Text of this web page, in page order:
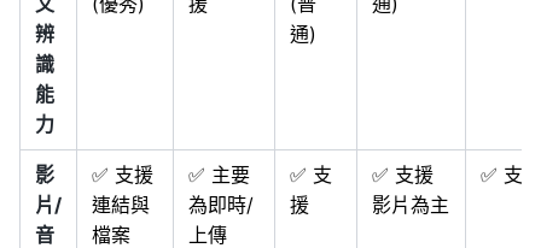
辨
識
能
力
通)
影
片/
音
✅ 支援
連結與
檔案
✅ 主要
為即時/
上傳
✅ 支
援
✅ 支援
影片為主
✅ 支